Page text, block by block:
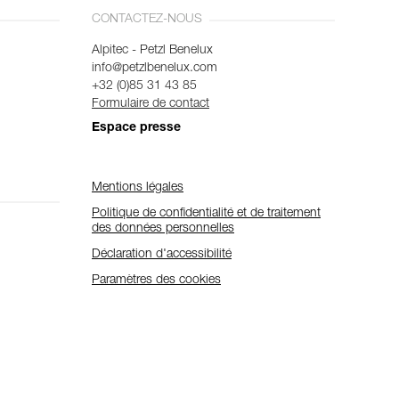
CONTACTEZ-NOUS
Alpitec - Petzl Benelux
info@petzlbenelux.com
+32 (0)85 31 43 85
Formulaire de contact
Espace presse
Mentions légales
Politique de confidentialité et de traitement
des données personnelles
Déclaration d'accessibilité
Paramètres des cookies